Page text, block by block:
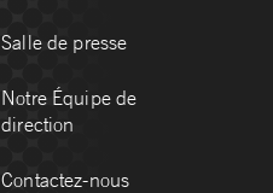
Salle de presse
Notre Équipe de
direction
Contactez-nous